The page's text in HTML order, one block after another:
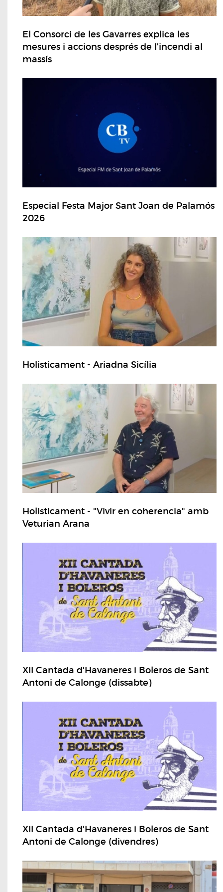
El Consorci de les Gavarres explica les
mesures i accions després de l'incendi al
massís
Especial Festa Major Sant Joan de Palamós
2026
Holisticament - Ariadna Sicília
Holisticament - "Vivir en coherencia" amb
Veturian Arana
XII Cantada d'Havaneres i Boleros de Sant
Antoni de Calonge (dissabte)
XII Cantada d'Havaneres i Boleros de Sant
Antoni de Calonge (divendres)